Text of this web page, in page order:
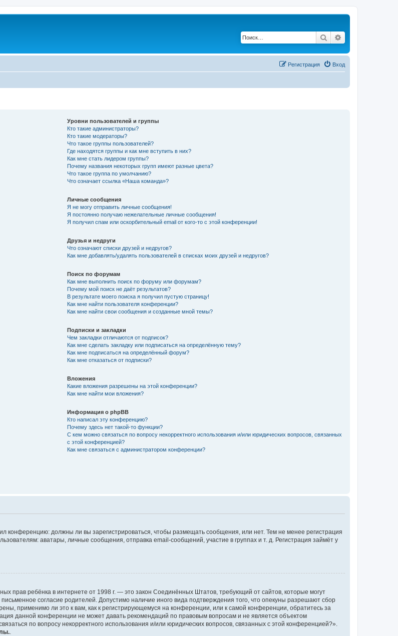
Поиск
Вход
Регистрация
Уровни пользователей и группы
Кто такие администраторы?
Кто такие модераторы?
Что такое группы пользователей?
Где находятся группы и как мне вступить в них?
Как мне стать лидером группы?
Почему названия некоторых групп имеют разные цвета?
Что такое группа по умолчанию?
Что означает ссылка «Наша команда»?
Личные сообщения
Я не могу отправить личные сообщения!
Я постоянно получаю нежелательные личные сообщения!
Я получил спам или оскорбительный email от кого-то с этой конференции!
Друзья и недруги
Что означают списки друзей и недругов?
Как мне добавлять/удалять пользователей в списках моих друзей и недругов?
Поиск по форумам
Как мне выполнить поиск по форуму или форумам?
Почему мой поиск не даёт результатов?
В результате моего поиска я получил пустую страницу!
Как мне найти пользователя конференции?
Как мне найти свои сообщения и созданные мной темы?
Подписки и закладки
Чем закладки отличаются от подписок?
Как мне сделать закладку или подписаться на определённую тему?
Как мне подписаться на определённый форум?
Как мне отказаться от подписки?
Вложения
Какие вложения разрешены на этой конференции?
Как мне найти мои вложения?
Информация о phpBB
Кто написал эту конференцию?
Почему здесь нет такой-то функции?
С кем можно связаться по вопросу некорректного использования и/или юридических вопросов, связанных
с этой конференцией?
Как мне связаться с администратором конференции?
конференцию: должны ли вы зарегистрироваться, чтобы размещать сообщения, или нет. Тем не менее регистрация
аватары, личные сообщения, отправка email-сообщений, участие в группах и т. д. Регистрация займёт у
прав ребёнка в интернете от 1998 г. — это закон Соединённых Штатов, требующий от сайтов, которые могут
согласие родителей. Допустимо наличие иного вида подтверждения того, что опекуны разрешают сбор
применимо ли это к вам, как к регистрирующемуся на конференции, или к самой конференции, обратитесь за
данной конференции не может давать рекомендаций по правовым вопросам и не является объектом
по вопросу некорректного использования и/или юридических вопросов, связанных с этой конференцией?».